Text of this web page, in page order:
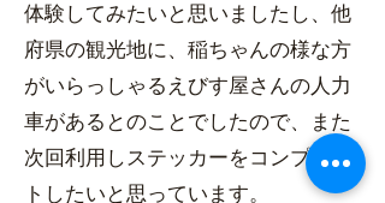
体験してみたいと思いましたし、他
府県の観光地に、稲ちゃんの様な方
がいらっしゃるえびす屋さんの人力
車があるとのことでしたので、また
次回利用しステッカーをコンプリー
トしたいと思っています。